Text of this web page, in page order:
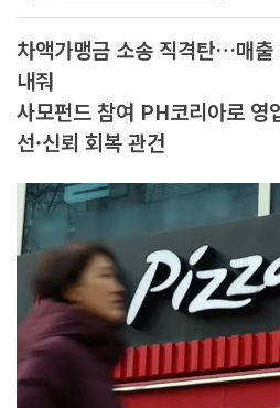
차액가맹금 소송 직격탄…매출
내줘
사모펀드 참여 PH코리아로
선·신뢰 회복 관건